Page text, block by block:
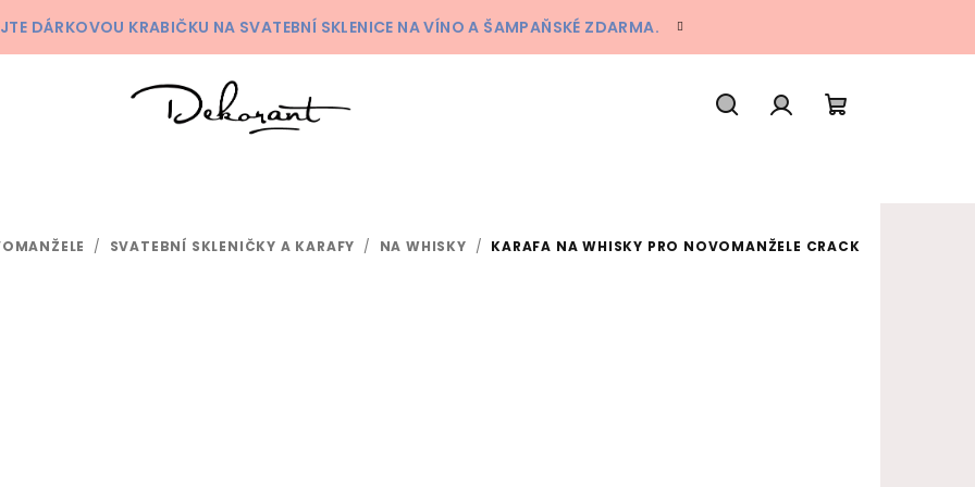
DÁRKOVOU KRABIČKU NA SVATEBNÍ SKLENICE NA VÍNO A ŠAMPAŇSKÉ ZDARMA.
/ SVATEBNÍ SKLENIČKY A KARAFY / NA WHISKY / KARAFA NA WHISKY PRO NOVOMANŽELE CRACK